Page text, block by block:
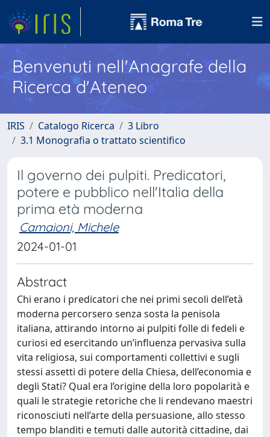
Benvenuti nell'Anagrafe della
Ricerca d'Ateneo
IRIS Catalogo Ricerca
3 Libro
3.1 Monografia o trattato scientifico
Il governo dei pulpiti. Predicatori,
potere e pubblico nell'Italia della
prima età moderna
Camaioni, Michele
2024-01-01
Abstract
Chi erano i predicatori che nei primi secoli dell’età
moderna percorsero senza sosta la penisola
italiana, attirando intorno ai pulpiti folle di fedeli e
curiosi ed esercitando un’influenza pervasiva sulla
vita religiosa, sui comportamenti collettivi e sugli
stessi assetti di potere della Chiesa, dell’economia e
degli Stati? Qual era l’origine della loro popolarità e
quali le strategie retoriche che li rendevano maestri
riconosciuti nell’arte della persuasione, allo stesso
tempo blanditi e temuti dalle autorità cittadine, dai